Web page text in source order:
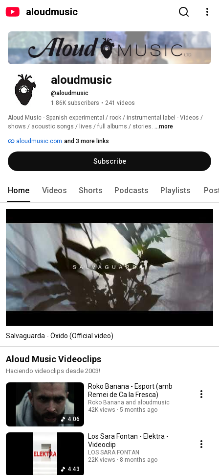
aloudmusic
aloudmusic
@aloudmusic
1.86K subscribers • 241 videos
Aloud Music - Spanish experimental / rock / instrumental label - Videos /
shows / acoustic songs / lives / full albums / stories. ...more
aloudmusic.com and 3 more links
Subscribe
Home Videos Shorts Podcasts Playlists
Salvaguarda - Óxido (Official video)
Aloud Music Videoclips
Haciendo videoclips desde 2003!
4:06
Roko Banana - Esport (amb
Remei de Ca la Fresca)
Roko Banana and aloudmusic
42K views
5 months ago
4:43
Los Sara Fontan - Elektra -
Videoclip
LOS SARA FONTAN
22K views
8 months ago